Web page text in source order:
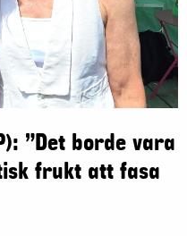
”Det borde vara
frukt att fasa